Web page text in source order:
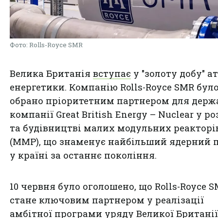
Фото: Rolls-Royce SMR
Велика Британія вступає у "золоту добу"
енергетики. Компанію Rolls-Royce SMR
обрано пріоритетним партнером для
компанії Great British Energy – Nuclear у
та будівництві малих модульних
(ММР), що знаменує найбільший ядерний
у країні за останнє покоління.
10 червня було оголошено, що Rolls-Royce
стане ключовим партнером у реалізації
амбітної програми уряду Великої